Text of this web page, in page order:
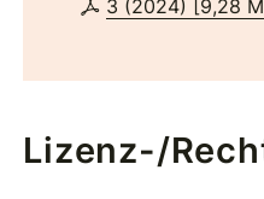
3 (2024) [9,28
Lizenz-/